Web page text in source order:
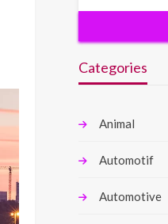
Categories
Animal
Automotif
Automotive